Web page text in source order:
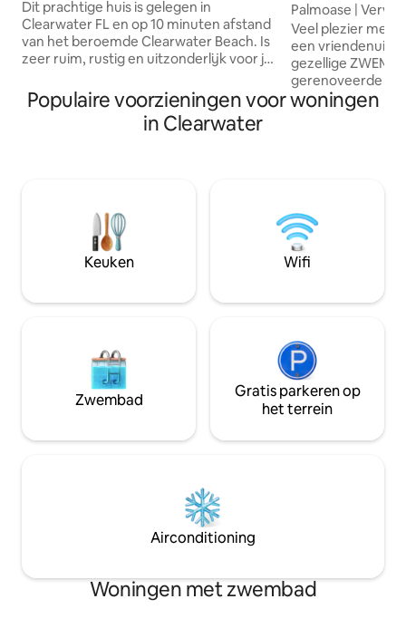
zwembad/ Clearwater Beach
Dit prachtige huis is gelegen in
Clearwater FL en op 10 minuten afstand
van het beroemde Clearwater Beach. Is
zeer ruim, rustig en uitzonderlijk voor je
genieten. In de omgeving zijn er
verschillende restaurants, parken en
activiteiten te doen met je gezin. Kom
slaapbank. We hebben een strikt, geen
FEESTJES OF EVENEMENTENBELEID.
Huisdieren staan minder dan 50 pond
toe, $ 70 toeslag per huisdier.
Palmoase |
bij stranden
Veel plezier met
een vriendenuitje
gezellige
gerenoveerde
en 2 badkamers,
tussen
hoogwaardige
'in elke kamer,
restaurants,
Populaire voorzieningen voor woningen
in Clearwater
Keuken Wifi
Zwembad
Gratis parkeren op
het terrein
Airconditioning
Woningen met zwembad